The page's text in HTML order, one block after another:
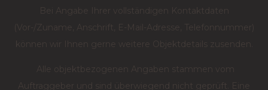
Bei Angabe Ihrer vollständigen Kontaktdaten
(Vor-/Zuname, Anschrift, E-Mail-Adresse, Telefonnummer)
können wir Ihnen gerne weitere Objektdetails zusenden.
Alle objektbezogenen Angaben stammen vom
Auftraggeber und sind überwiegend nicht geprüft. Eine